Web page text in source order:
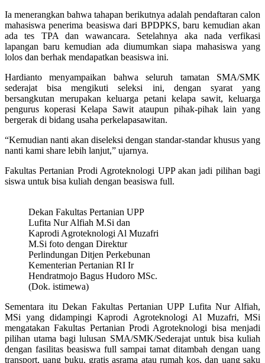
Ia menerangkan bahwa tahapan berikutnya adalah pendaftaran calon
mahasiswa penerima beasiswa dari BPDPKS, baru kemudian akan
ada tes TPA dan wawancara. Setelahnya aka nada verfikasi
lapangan baru kemudian ada diumumkan siapa mahasiswa yang
lolos dan berhak mendapatkan beasiswa ini.
Hardianto menyampaikan bahwa seluruh tamatan SMA/SMK
sederajat bisa mengikuti seleksi ini, dengan syarat yang
bersangkutan merupakan keluarga petani kelapa sawit, keluarga
pengurus koperasi Kelapa Sawit ataupun pihak-pihak lain yang
bergerak di bidang usaha perkelapasawitan.
“Kemudian nanti akan diseleksi dengan standar-standar khusus yang
nanti kami share lebih lanjut,” ujarnya.
Fakultas Pertanian Prodi Agroteknologi UPP akan jadi pilihan bagi
siswa untuk bisa kuliah dengan beasiswa full.
Dekan Fakultas Pertanian UPP
Lufita Nur Alfiah M.Si dan
Kaprodi Agroteknologi Al Muzafri
M.Si foto dengan Direktur
Perlindungan Ditjen Perkebunan
Kementerian Pertanian RI Ir
Hendratmojo Bagus Hudoro MSc.
(Dok. istimewa)
Sementara itu Dekan Fakultas Pertanian UPP Lufita Nur Alfiah,
MSi yang didampingi Kaprodi Agroteknologi Al Muzafri, MSi
mengatakan Fakultas Pertanian Prodi Agroteknologi bisa menjadi
pilihan utama bagi lulusan SMA/SMK/Sederajat untuk bisa kuliah
dengan fasilitas beasiswa full sampai tamat ditambah dengan uang
transport, uang buku, gratis asrama atau rumah kos, dan uang saku